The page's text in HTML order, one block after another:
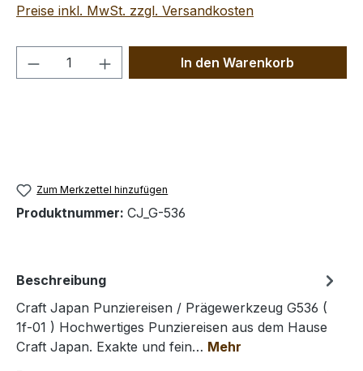
Preise inkl. MwSt. zzgl. Versandkosten
Produkt Anzahl: Gib denIn den Warenkorb
Zum Merkzettel hinzufügen
Produktnummer: CJ_G-536
Beschreibung
Craft Japan Punziereisen / Prägewerkzeug G536 (
1f-01 ) Hochwertiges Punziereisen aus dem Hause
Craft Japan. Exakte und fein… Mehr